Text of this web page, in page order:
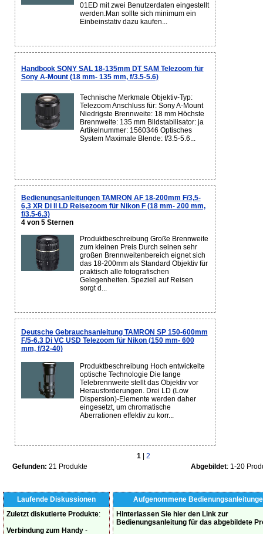
01ED mit zwei Benutzerdaten eingestellt
werden.Man sollte sich minimum ein
Einbeinstativ dazu kaufen...
Handbook SONY SAL 18-135mm DT SAM Telezoom für
Sony A-Mount (18 mm- 135 mm, f/3.5-5.6)
Technische Merkmale Objektiv-Typ:
Telezoom Anschluss für: Sony A-Mount
Niedrigste Brennweite: 18 mm Höchste
Brennweite: 135 mm Bildstabilisator: ja
Artikelnummer: 1560346 Optisches
System Maximale Blende: f/3.5-5.6...
Bedienungsanleitungen TAMRON AF 18-200mm F/3,5-
6,3 XR Di II LD Reisezoom für Nikon F (18 mm- 200 mm,
f/3.5-6.3)
4 von 5 Sternen
Produktbeschreibung Große Brennweite
zum kleinen Preis Durch seinen sehr
großen Brennweitenbereich eignet sich
das 18-200mm als Standard Objektiv für
praktisch alle fotografischen
Gelegenheiten. Speziell auf Reisen
sorgt d...
Deutsche Gebrauchsanleitung TAMRON SP 150-600mm
F/5-6.3 Di VC USD Telezoom für Nikon (150 mm- 600
mm, f/32-40)
Produktbeschreibung Hoch entwickelte
optische Technologie Die lange
Telebrennweite stellt das Objektiv vor
Herausforderungen. Drei LD (Low
Dispersion)-Elemente werden daher
eingesetzt, um chromatische
Aberrationen effektiv zu korr...
1
2
Gefunden: 21 Produkte Abgebildet: 1-20
Laufende Diskussionen
Zuletzt diskutierte Produkte:
Verbindung zum Handy -
Aufgenommene
Hinterlassen Sie hier den Link zur
Bedienungsanleitung für das abgebildete